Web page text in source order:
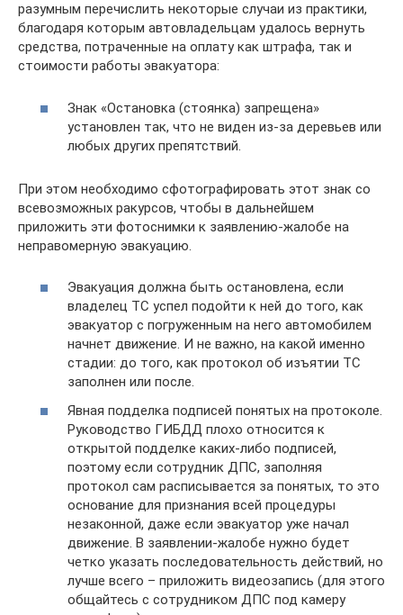
разумным перечислить некоторые случаи из практики,
благодаря которым автовладельцам удалось вернуть
средства, потраченные на оплату как штрафа, так и
стоимости работы эвакуатора:
Знак «Остановка (стоянка) запрещена»
установлен так, что не виден из-за деревьев или
любых других препятствий.
При этом необходимо сфотографировать этот знак со
всевозможных ракурсов, чтобы в дальнейшем
приложить эти фотоснимки к заявлению-жалобе на
неправомерную эвакуацию.
Эвакуация должна быть остановлена, если
владелец ТС успел подойти к ней до того, как
эвакуатор с погруженным на него автомобилем
начнет движение. И не важно, на какой именно
стадии: до того, как протокол об изъятии ТС
заполнен или после.
Явная подделка подписей понятых на протоколе.
Руководство ГИБДД плохо относится к
открытой подделке каких-либо подписей,
поэтому если сотрудник ДПС, заполняя
протокол сам расписывается за понятых, то это
основание для признания всей процедуры
незаконной, даже если эвакуатор уже начал
движение. В заявлении-жалобе нужно будет
четко указать последовательность действий, но
лучше всего – приложить видеозапись (для этого
общайтесь с сотрудником ДПС под камеру